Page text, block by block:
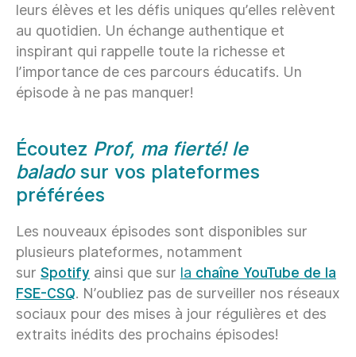
leurs élèves et les défis uniques qu’elles relèvent
au quotidien. Un échange authentique et
inspirant qui rappelle toute la richesse et
l’importance de ces parcours éducatifs. Un
épisode à ne pas manquer!
Écoutez Prof, ma fierté! le
baladosur vos plateformes
préférées
Les nouveaux épisodes sont disponibles sur
plusieurs plateformes, notamment
sur Spotify ainsi que sur la chaîne YouTube de la
FSE-CSQ. N’oubliez pas de surveiller nos réseaux
sociaux pour des mises à jour régulières et des
extraits inédits des prochains épisodes!